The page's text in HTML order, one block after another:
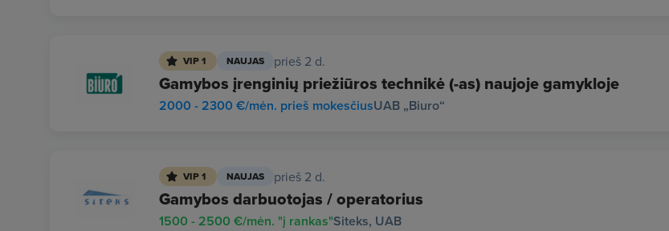
VIP 1 NAUJAS prieš 2 d.
Gamybos įrenginių priežiūros technikė (-as) naujoje gamykloje
UAB „Biuro“
2000 - 2300 €/mėn. prieš mokesčius
VIP 1 NAUJAS prieš 2 d.
Gamybos darbuotojas / operatorius
Siteks, UAB
1500 - 2500 €/mėn. "į rankas"